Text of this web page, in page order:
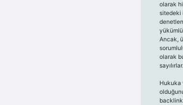
olarak
sitedeki
Ancak,
olarak
sayılırlar.
Hukuka